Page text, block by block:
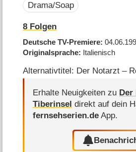
Drama/Soap
8 Folgen
Deutsche TV-Premiere
Originalsprache Italienisch
Alternativtitel: Der Notarzt –
Erhalte Neuigkeiten zu
Tiberinsel direkt auf dein
fernsehserien.de App.